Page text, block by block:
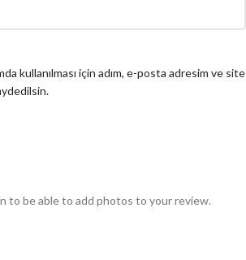
kullanılması için adım, e-posta adresim ve site
to be able to add photos to your review.